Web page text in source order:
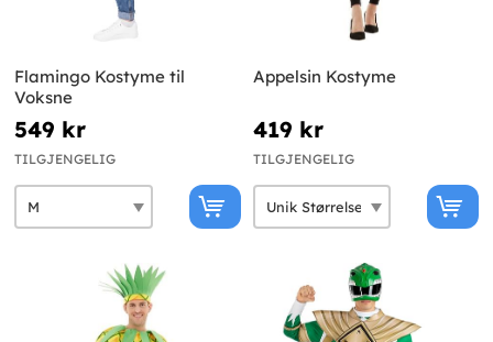
Flamingo Kostyme til
Voksne
549 kr
TILGJENGELIG
Appelsin Kostyme
419 kr
TILGJENGELIG